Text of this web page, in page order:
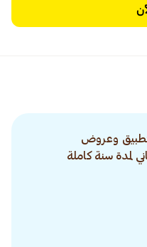
وعروض
لمدة سنة كاملة